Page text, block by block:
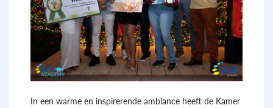
In een warme en inspirerende ambiance heeft de Kamer